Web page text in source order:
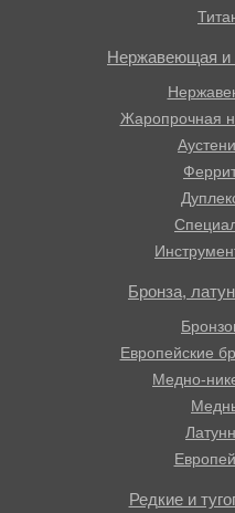
Нержавеющая и
Жаропрочная
Бронза,
Европейские
Медно-
Редкие и